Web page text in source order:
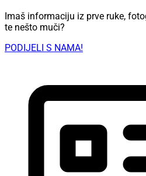
Imaš informaciju iz prve ruke,
te nešto muči?
PODIJELI S NAMA!